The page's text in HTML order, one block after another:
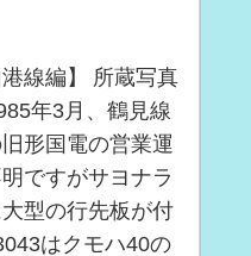
線編】 所蔵写真
年3月、鶴見線
形国電の営業運
ですがサヨナラ
型の行先板が付
はクモハ40の